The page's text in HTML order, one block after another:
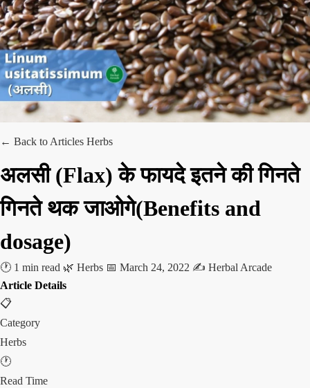
← Back to Articles Herbs
अलसी (Flax) के फायदे इतने की गिनते
गिनते थक जाओगे(Benefits and
dosage)
🕐 1 min read 🌿 Herbs 📅 March 24, 2022 ✍️ Herbal Arcade
Article Details
📋
Category
Herbs
🕐
Read Time